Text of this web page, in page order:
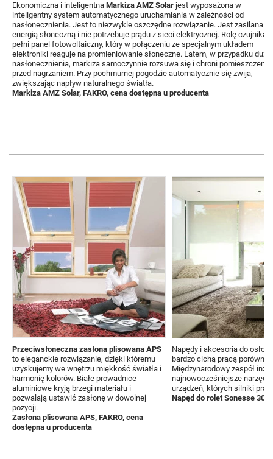
Ekonomiczna i inteligentna Markiza AMZ Solar jest wyposażona w
inteligentny system automatycznego uruchamiania w zależności od
nasłonecznienia. Jest to niezwykle oszczędne rozwiązanie. Jest zasilana
energią słoneczną i nie potrzebuje prądu z sieci elektrycznej. Rolę czujnika
pełni panel fotowoltaiczny, który w połączeniu ze specjalnym układem
elektroniki reaguje na promieniowanie słoneczne. Latem, w przypadku
nasłonecznienia, markiza samoczynnie rozsuwa się i chroni pomieszczenie
przed nagrzaniem. Przy pochmurnej pogodzie automatycznie się zwija,
zwiększając napływ naturalnego światła.
Markiza AMZ Solar, FAKRO, cena dostępna u producenta
Przeciwsłoneczna zasłona plisowana APS
to eleganckie rozwiązanie, dzięki któremu
uzyskujemy we wnętrzu miękkość światła i
harmonię kolorów. Białe prowadnice
aluminiowe kryją brzegi materiału i
pozwalają ustawić zasłonę w dowolnej
pozycji.
Zasłona plisowana APS, FAKRO, cena
dostępna u producenta
Napędy i akcesoria do
bardzo cichą pracą
Międzynarodowy zespół
najnowocześniejsze
urządzeń, których silniki
Napęd do rolet Sonesse 30